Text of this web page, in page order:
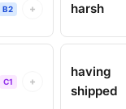
B2 + harsh
C1 +
having
shipped